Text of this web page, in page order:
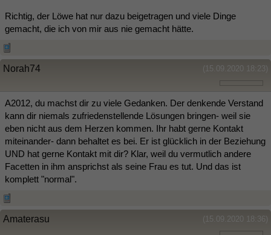
Richtig, der Löwe hat nur dazu beigetragen und viele Dinge
gemacht, die ich von mir aus nie gemacht hätte.
(15.09.2020 18:23)
Norah74
A2012, du machst dir zu viele Gedanken. Der denkende Verstand
kann dir niemals zufriedenstellende Lösungen bringen- weil sie
eben nicht aus dem Herzen kommen. Ihr habt gerne Kontakt
miteinander- dann behaltet es bei. Er ist glücklich in der Beziehung
UND hat gerne Kontakt mit dir? Klar, weil du vermutlich andere
Facetten in ihm ansprichst als seine Frau es tut. Und das ist
komplett "normal".
(15.09.2020 18:36)
Amaterasu